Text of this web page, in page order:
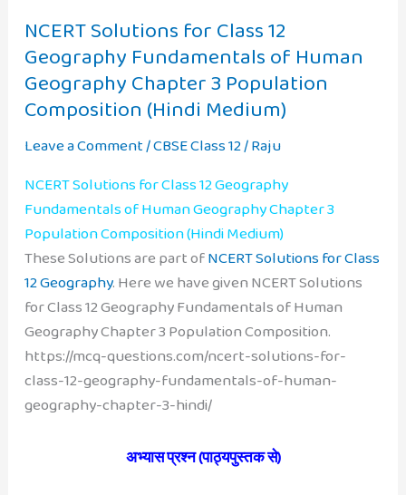
NCERT Solutions for Class 12
Geography Fundamentals of Human
Geography Chapter 3 Population
Composition (Hindi Medium)
Leave a Comment/CBSE Class 12/Raju
NCERT Solutions for Class 12 Geography
Fundamentals of Human Geography Chapter 3
Population Composition (Hindi Medium)
These Solutions are part ofNCERT Solutions for Class
12 Geography. Here we have given NCERT Solutions
for Class 12 Geography Fundamentals of Human
Geography Chapter 3 Population Composition.
https://mcq-questions.com/ncert-solutions-for-
class-12-geography-fundamentals-of-human-
geography-chapter-3-hindi/
अभ्यास प्रश्न (पाठ्यपुस्तक से)